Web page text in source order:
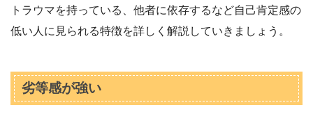
トラウマを持っている、他者に依存するなど自己肯定感の
低い人に見られる特徴を詳しく解説していきましょう。
劣等感が強い